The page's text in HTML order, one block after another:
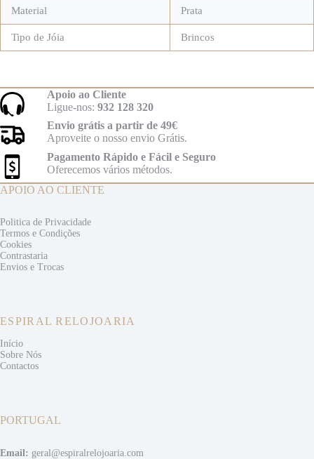
Material Prata
Tipo de Jóia Brincos
Apoio ao Cliente
Ligue-nos: 932 128 320
Envio grátis a partir de 49€
Aproveite o nosso envio Grátis.
Pagamento Rápido e Fácil e Seguro
Oferecemos vários métodos.
APOIO AO CLIENTE
Politica de Privacidade
Termos e Condições
Cookies
Contrastaria
Envios e Trocas
ESPIRAL RELOJOARIA
Início
Sobre Nós
Contactos
PORTUGAL
Email: geral@espiralrelojoaria.com